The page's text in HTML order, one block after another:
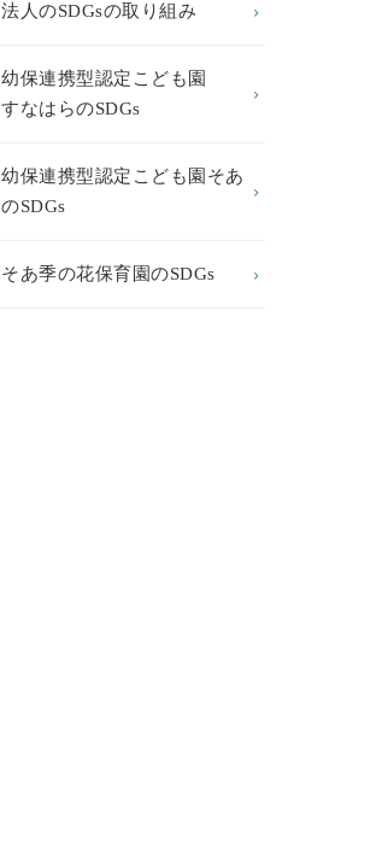
法人のSDGsの取り組み
幼保連携型認定こども園
すなはらのSDGs
幼保連携型認定こども園そあ
のSDGs
そあ季の花保育園のSDGs